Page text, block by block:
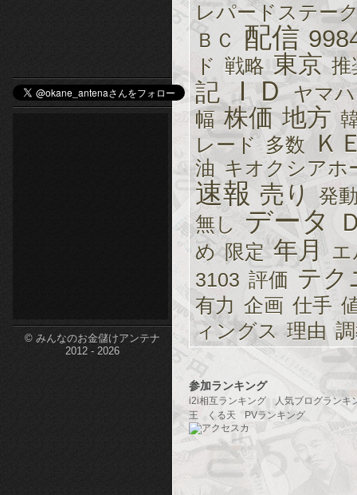
イ
ン
カ
ジ
ノ
etc-
© みんなのお金儲けアンテナ
2012 - 2026
レパードステー
ＢＣ
配信
ド 戦略 東京 推
記 ＩＤ ヤマハ
幅 株価 地方
レード 多数 Ｋ
油 キオクシアホ
速報 売り 発
無し データ
め 限定 年月 エ
3103 評価 テク
有力 企画 仕手
ィングス 理由
参加ランキング
i2i相互ランキング
人気ブログランキ
王
くる天 PVランキング